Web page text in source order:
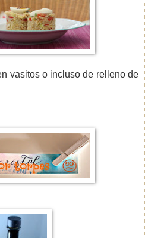
vasitos o incluso de relleno de